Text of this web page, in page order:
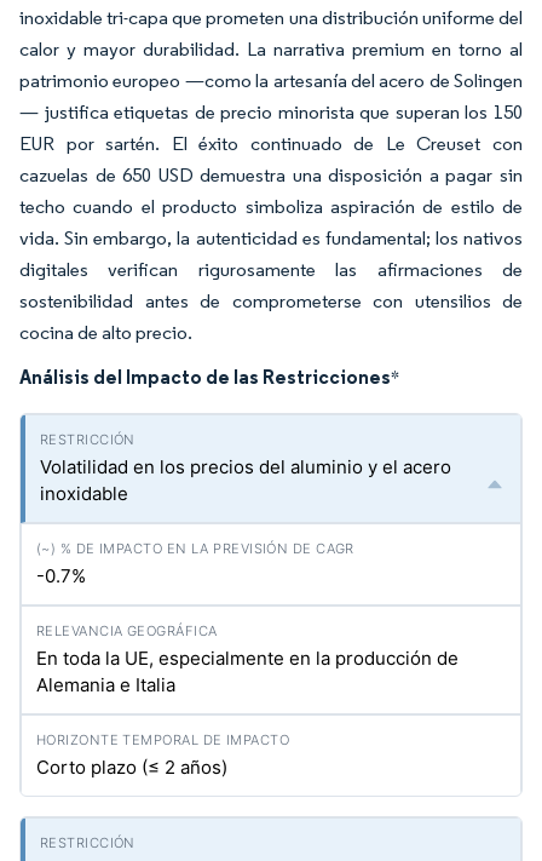
inoxidable tri-capa que prometen una distribución uniforme del
calor y mayor durabilidad. La narrativa premium en torno al
patrimonio europeo —como la artesanía del acero de Solingen
— justifica etiquetas de precio minorista que superan los 150
EUR por sartén. El éxito continuado de Le Creuset con
cazuelas de 650 USD demuestra una disposición a pagar sin
techo cuando el producto simboliza aspiración de estilo de
vida. Sin embargo, la autenticidad es fundamental; los nativos
digitales verifican rigurosamente las afirmaciones de
sostenibilidad antes de comprometerse con utensilios de
cocina de alto precio.
Análisis del Impacto de las Restricciones*
Volatilidad en los precios del aluminio y el acero
inoxidable
-0.7%
En toda la UE, especialmente en la producción de
Alemania e Italia
Corto plazo (≤ 2 años)